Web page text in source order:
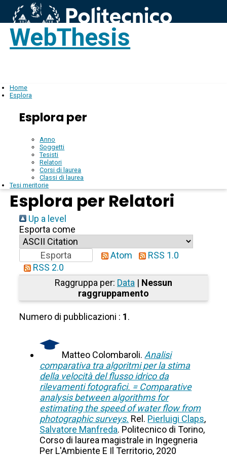
WebThesis
Home
Esplora
Esplora per
Anno
Soggetti
Tesisti
Relatori
Corsi di laurea
Classi di laurea
Tesi meritorie
Esplora per Relatori
Up a level
Esporta come
Atom
RSS 1.0
RSS 2.0
Raggruppa per: Data | Nessun
raggruppamento
Numero di pubblicazioni : 1.
Matteo Colombaroli.Analisi
comparativa tra algoritmi per la stima
della velocità del flusso idrico da
rilevamenti fotografici. = Comparative
analysis between algorithms for
estimating the speed of water flow from
photographic surveys. Rel. Pierluigi Claps,
Salvatore Manfreda. Politecnico di Torino,
Corso di laurea magistrale in Ingegneria
Per L'Ambiente E Il Territorio, 2020